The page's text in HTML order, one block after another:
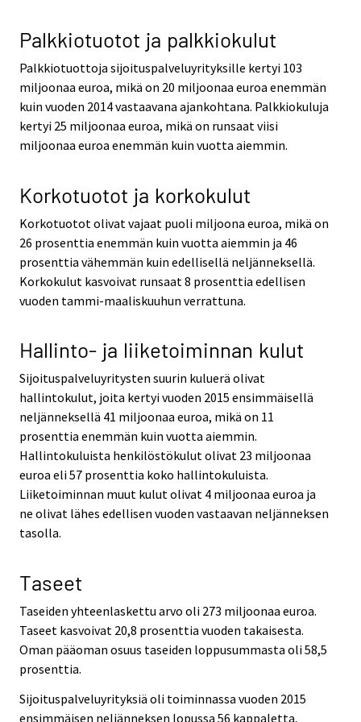
Palkkiotuotot ja palkkiokulut
Palkkiotuottoja sijoituspalveluyrityksille kertyi 103
miljoonaa euroa, mikä on 20 miljoonaa euroa enemmän
kuin vuoden 2014 vastaavana ajankohtana. Palkkiokuluja
kertyi 25 miljoonaa euroa, mikä on runsaat viisi
miljoonaa euroa enemmän kuin vuotta aiemmin.
Korkotuotot ja korkokulut
Korkotuotot olivat vajaat puoli miljoona euroa, mikä on
26 prosenttia enemmän kuin vuotta aiemmin ja 46
prosenttia vähemmän kuin edellisellä neljänneksellä.
Korkokulut kasvoivat runsaat 8 prosenttia edellisen
vuoden tammi-maaliskuuhun verrattuna.
Hallinto- ja liiketoiminnan kulut
Sijoituspalveluyritysten suurin kuluerä olivat
hallintokulut, joita kertyi vuoden 2015 ensimmäisellä
neljänneksellä 41 miljoonaa euroa, mikä on 11
prosenttia enemmän kuin vuotta aiemmin.
Hallintokuluista henkilöstökulut olivat 23 miljoonaa
euroa eli 57 prosenttia koko hallintokuluista.
Liiketoiminnan muut kulut olivat 4 miljoonaa euroa ja
ne olivat lähes edellisen vuoden vastaavan neljänneksen
tasolla.
Taseet
Taseiden yhteenlaskettu arvo oli 273 miljoonaa euroa.
Taseet kasvoivat 20,8 prosenttia vuoden takaisesta.
Oman pääoman osuus taseiden loppusummasta oli 58,5
prosenttia.
Sijoituspalveluyrityksiä oli toiminnassa vuoden 2015
ensimmäisen neljänneksen lopussa 56 kappaletta,